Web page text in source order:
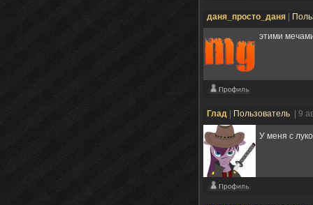
даня_просто_даня
этими
Глад Пользователь | 9
У меня с